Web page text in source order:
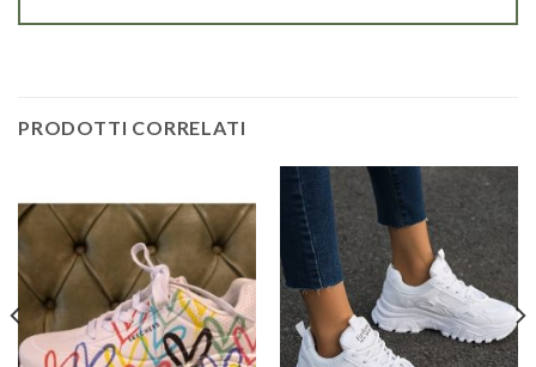
PRODOTTI CORRELATI